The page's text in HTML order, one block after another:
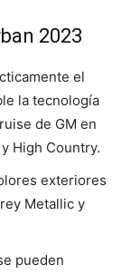
2023
el
la tecnología
de GM en
High Country.
exteriores
Metallic y
pueden